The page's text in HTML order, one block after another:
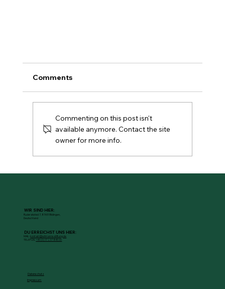
WIR SIND HIER:
Ruderatsried 7, 87651 Bidingen,
Deutschland
DU ERREICHST UNS HIER:
MAIL:kontakt@wilmanns-stiftung.de
TELEFON: +49 (0) 17 237 845 00
Datenschutz
Impressum
Comments
Commenting on this post isn't
available anymore. Contact the site
owner for more info.